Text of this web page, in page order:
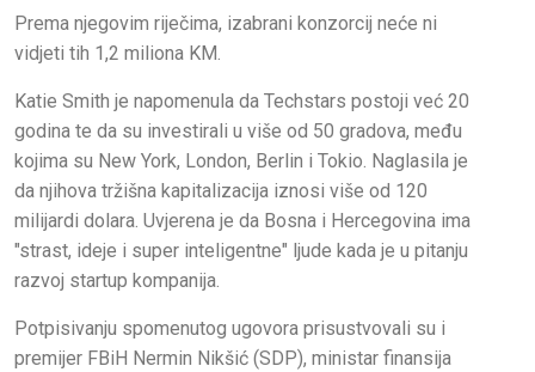
Prema njegovim riječima, izabrani konzorcij neće ni
vidjeti tih 1,2 miliona KM.
Katie Smith je napomenula da Techstars postoji već 20
godina te da su investirali u više od 50 gradova, među
kojima su New York, London, Berlin i Tokio. Naglasila je
da njihova tržišna kapitalizacija iznosi više od 120
milijardi dolara. Uvjerena je da Bosna i Hercegovina ima
"strast, ideje i super inteligentne" ljude kada je u pitanju
razvoj startup kompanija.
Potpisivanju spomenutog ugovora prisustvovali su i
premijer FBiH Nermin Nikšić (SDP), ministar finansija